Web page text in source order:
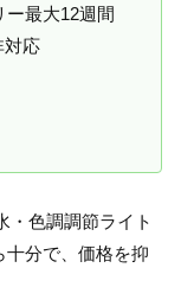
ー最大12週間
対応
・色調調節ライト
十分で、価格を抑